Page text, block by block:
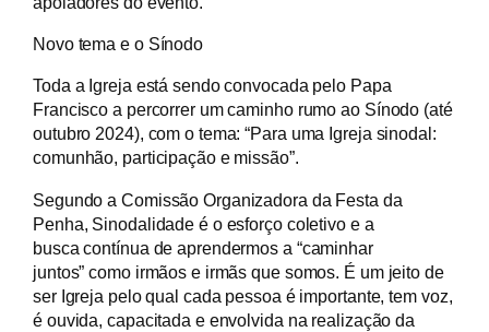
Novo tema e o Sínodo
Toda a Igreja está sendo convocada pelo Papa
Francisco a percorrer um caminho rumo ao Sínodo (até
outubro 2024), com o tema: “Para uma Igreja sinodal:
comunhão, participação e missão”.
Segundo a Comissão Organizadora da Festa da
Penha, Sinodalidade é o esforço coletivo e a
busca contínua de aprendermos a “caminhar
juntos” como irmãos e irmãs que somos. É um jeito de
ser Igreja pelo qual cada pessoa é importante, tem voz,
é ouvida, capacitada e envolvida na realização da